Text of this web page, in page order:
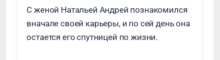
С женой Натальей Андрей познакомился
вначале своей карьеры, и по сей день она
остается его спутницей по жизни.